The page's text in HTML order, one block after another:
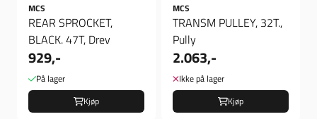
MCS
REAR SPROCKET,
BLACK. 47T, Drev
929,-
På lager
Kjøp
MCS
TRANSM PULLEY, 32T.,
Pully
2.063,-
Ikke på lager
Kjøp